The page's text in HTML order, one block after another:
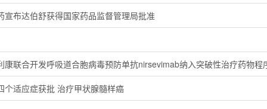
宣布达伯舒获得国家药品监督管理局批准
康联合开发呼吸道合胞病毒预防单抗nirsevimab纳入突破性治疗药物程
个适应症获批 治疗甲状腺髓样癌